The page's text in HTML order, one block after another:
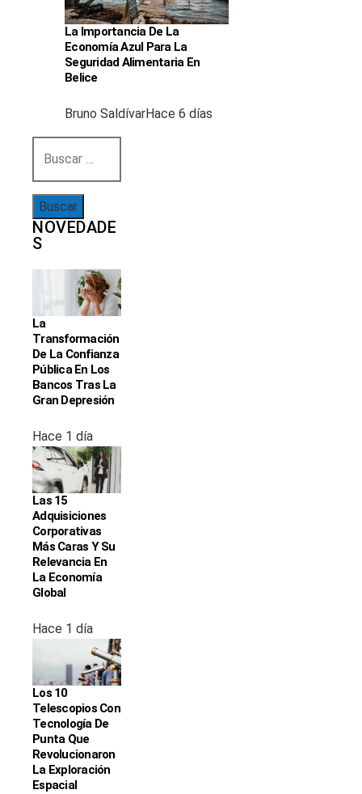
La Importancia De La
Economía Azul Para La
Seguridad Alimentaria En
Belice
Bruno SaldívarHace 6 días
NOVEDADE
S
La
Transformación
De La Confianza
Pública En Los
Bancos Tras La
Gran Depresión
Hace 1 día
Las 15
Adquisiciones
Corporativas
Más Caras Y Su
Relevancia En
La Economía
Global
Hace 1 día
Los 10
Telescopios Con
Tecnología De
Punta Que
Revolucionaron
La Exploración
Espacial